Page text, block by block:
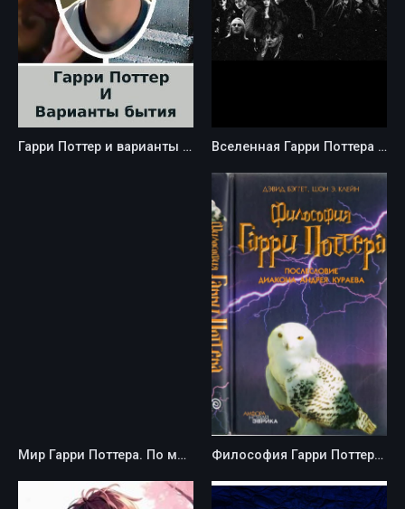
Гарри Поттер и варианты бытия - Kancstc Вселенная Гарри Поттера - lana_fanfiction
Мир Гарри Поттера. По мотивам вселенной Элиезера Юдковского. - Юра Тихомиров Философия Гарри Поттера: Если бы Аристотель учился в Хогвартсе - Дэвид Бэггет